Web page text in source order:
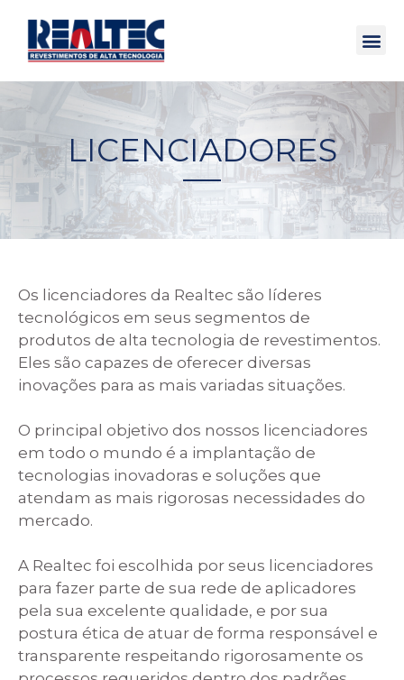
LICENCIADORES
Os licenciadores da Realtec são líderes
tecnológicos em seus segmentos de
produtos de alta tecnologia de revestimentos.
Eles são capazes de oferecer diversas
inovações para as mais variadas situações.
O principal objetivo dos nossos licenciadores
em todo o mundo é a implantação de
tecnologias inovadoras e soluções que
atendam as mais rigorosas necessidades do
mercado.
A Realtec foi escolhida por seus licenciadores
para fazer parte de sua rede de aplicadores
pela sua excelente qualidade, e por sua
postura ética de atuar de forma responsável e
transparente respeitando rigorosamente os